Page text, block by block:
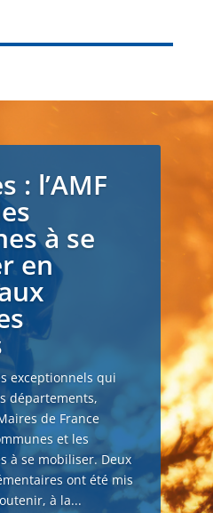
: l’AMF
à se
en
exceptionnels qui
départements,
de France
et les
à se mobiliser. Deux
ont été mis
à la...